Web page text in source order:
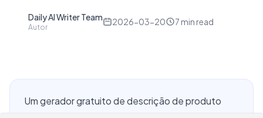
Daily AI Writer Team
Autor
2026-03-20 7 min read
Um gerador gratuito de descrição de produto